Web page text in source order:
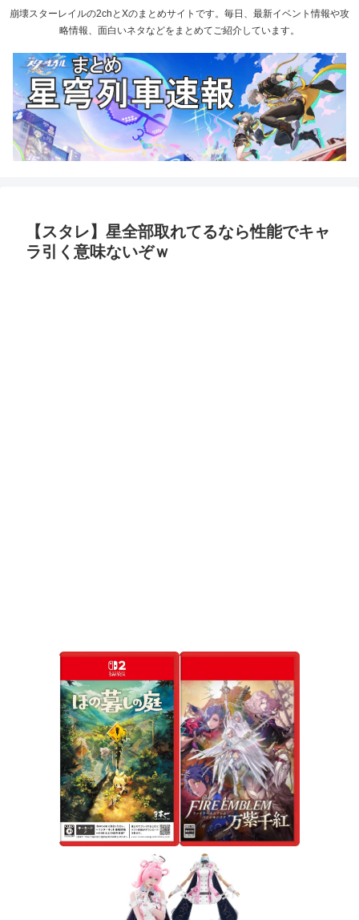
崩壊スターレイルの2chとXのまとめサイトです。毎日、最新イベント情報や攻
略情報、面白いネタなどをまとめてご紹介しています。
【スタレ】星全部取れてるなら性能でキャ
ラ引く意味ないぞｗ